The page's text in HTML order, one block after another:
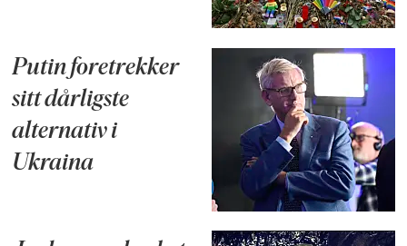
Putin foretrekker
sitt dårligste
alternativ i
Ukraina